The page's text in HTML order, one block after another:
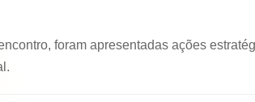
foram apresentadas ações